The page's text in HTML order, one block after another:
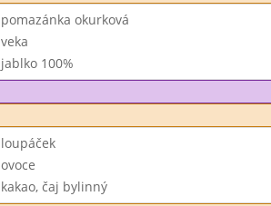
pomazánka okurková
veka
jablko 100%
loupáček
ovoce
kakao, čaj bylinný